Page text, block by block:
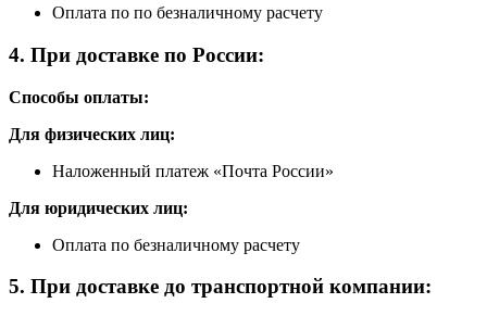
Оплата по по безналичному расчету
4. При доставке по России:
Способы оплаты:
Для физических лиц:
Наложенный платеж «Почта России»
Для юридических лиц:
Оплата по безналичному расчету
5. При доставке до транспортной компании: